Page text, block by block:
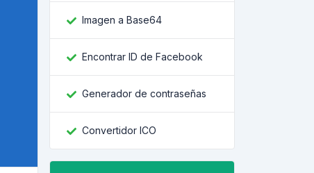
Imagen a Base64
Encontrar ID de Facebook
Generador de contraseñas
Convertidor ICO